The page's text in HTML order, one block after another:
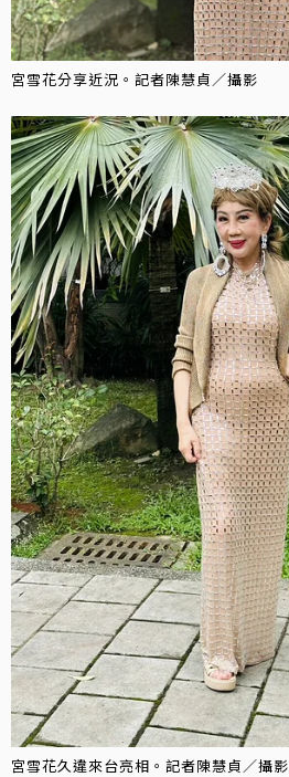
宮雪花分享近況。記者陳慧貞／攝影
宮雪花久違來台亮相。記者陳慧貞／攝影